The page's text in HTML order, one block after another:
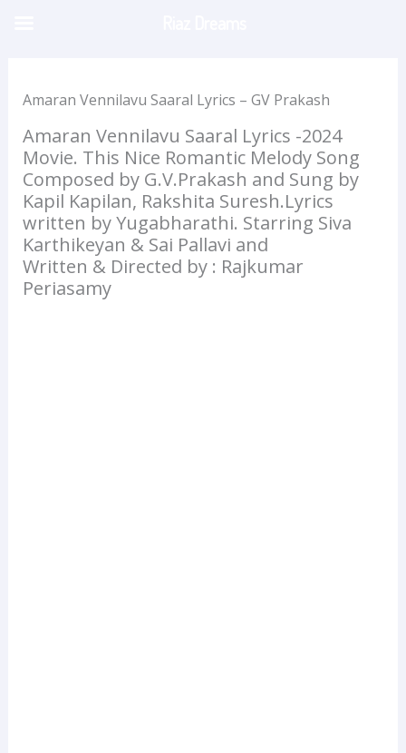
Amaran Vennilavu Saaral Lyrics – GV Prakash
Amaran Vennilavu Saaral Lyrics -2024
Movie. This Nice Romantic Melody Song
Composed by G.V.Prakash and Sung by
Kapil Kapilan, Rakshita Suresh.Lyrics
written by Yugabharathi. Starring Siva
Karthikeyan & Sai Pallavi and
Written & Directed by : Rajkumar
Periasamy